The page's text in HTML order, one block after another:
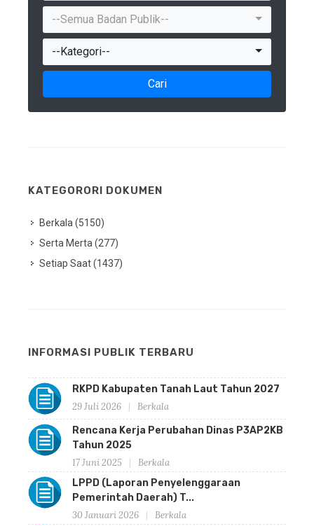
--Semua Badan Publik--
--Kategori--
Cari
KATEGORORI DOKUMEN
Berkala (5150)
Serta Merta (277)
Setiap Saat (1437)
INFORMASI PUBLIK TERBARU
RKPD Kabupaten Tanah Laut Tahun 2027
29 Juli 2026
Berkala
Rencana Kerja Perubahan Dinas P3AP2KB
Tahun 2025
17 Juni 2025
Berkala
LPPD (Laporan Penyelenggaraan
Pemerintah Daerah) T...
30 Januari 2026
Berkala